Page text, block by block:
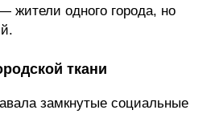
жители одного города, но
ткани
замкнутые социальные